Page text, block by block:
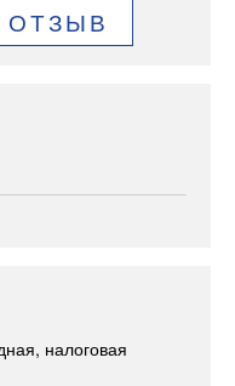
ОТЗЫВ
налоговая